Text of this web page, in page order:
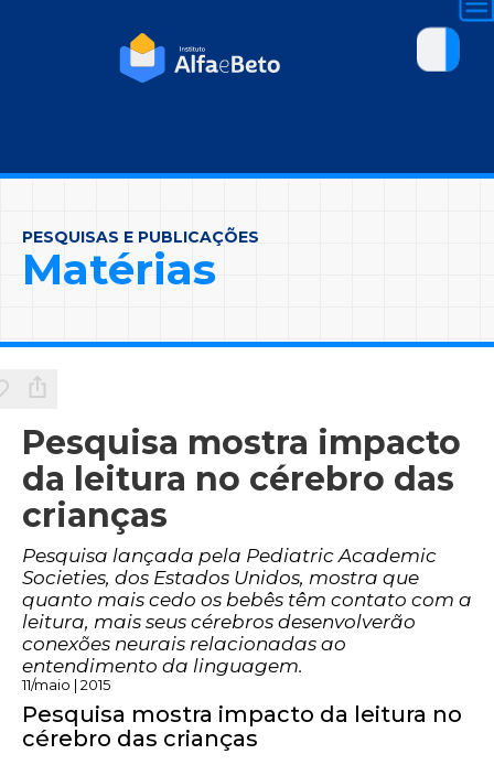
PESQUISAS E PUBLICAÇÕES
Matérias
Pesquisa mostra impacto
da leitura no cérebro das
crianças
Pesquisa lançada pela Pediatric Academic
Societies, dos Estados Unidos, mostra que
quanto mais cedo os bebês têm contato com a
leitura, mais seus cérebros desenvolverão
conexões neurais relacionadas ao
entendimento da linguagem.
11/maio | 2015
Pesquisa mostra impacto da leitura no
cérebro das crianças